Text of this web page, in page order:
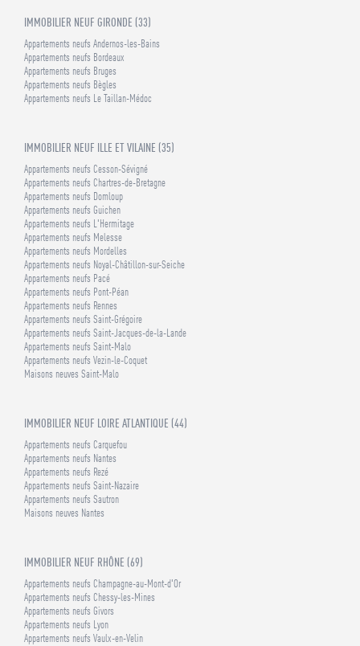
IMMOBILIER NEUF GIRONDE (33)
Appartements neufs Andernos-les-Bains
Appartements neufs Bordeaux
Appartements neufs Bruges
Appartements neufs Bègles
Appartements neufs Le Taillan-Médoc
IMMOBILIER NEUF ILLE ET VILAINE (35)
Appartements neufs Cesson-Sévigné
Appartements neufs Chartres-de-Bretagne
Appartements neufs Domloup
Appartements neufs Guichen
Appartements neufs L'Hermitage
Appartements neufs Melesse
Appartements neufs Mordelles
Appartements neufs Noyal-Châtillon-sur-Seiche
Appartements neufs Pacé
Appartements neufs Pont-Péan
Appartements neufs Rennes
Appartements neufs Saint-Grégoire
Appartements neufs Saint-Jacques-de-la-Lande
Appartements neufs Saint-Malo
Appartements neufs Vezin-le-Coquet
Maisons neuves Saint-Malo
IMMOBILIER NEUF LOIRE ATLANTIQUE (44)
Appartements neufs Carquefou
Appartements neufs Nantes
Appartements neufs Rezé
Appartements neufs Saint-Nazaire
Appartements neufs Sautron
Maisons neuves Nantes
IMMOBILIER NEUF RHÔNE (69)
Appartements neufs Champagne-au-Mont-d'Or
Appartements neufs Chessy-les-Mines
Appartements neufs Givors
Appartements neufs Lyon
Appartements neufs Vaulx-en-Velin